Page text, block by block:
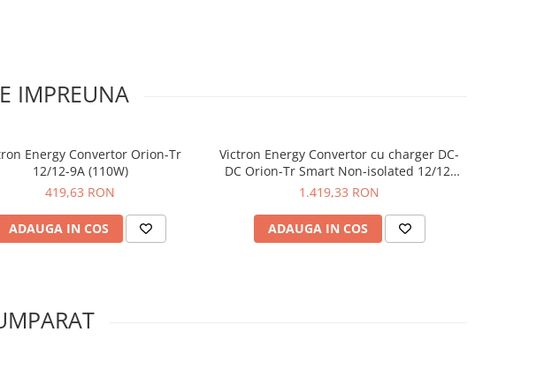
IMPREUNA
Energy Convertor Orion-Tr
12/12-9A (110W)
419,63 RON
ADAUGA IN COS
Victron Energy Convertor cu charger DC-
DC Orion-Tr Smart Non-isolated 12/12-
30 (360W)
1.419,33 RON
ADAUGA IN COS